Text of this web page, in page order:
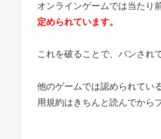
オンラインゲームでは当たり
定められています。
これを破ることで、バンされ
他のゲームでは認められてい
用規約はきちんと読んでから